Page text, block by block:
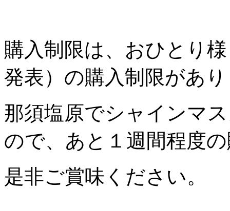
購入制限は、おひとり
発表）の購入制限があ
那須塩原でシャインマ
ので、あと１週間程度
是非ご賞味ください。